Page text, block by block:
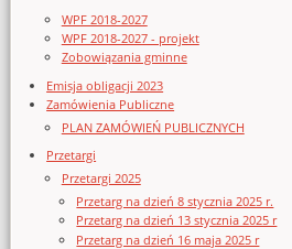
WPF 2018-2027
WPF 2018-2027 - projekt
Zobowiązania gminne
Emisja obligacji 2023
Zamówienia Publiczne
PLAN ZAMÓWIEŃ PUBLICZNYCH
Przetargi
Przetargi 2025
Przetarg na dzień 8 stycznia 2025 r.
Przetarg na dzień 13 stycznia 2025 r
Przetarg na dzień 16 maja 2025 r